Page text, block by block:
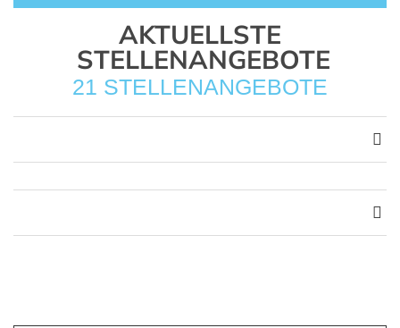
AKTUELLSTE
STELLENANGEBOTE
21 STELLENANGEBOTE